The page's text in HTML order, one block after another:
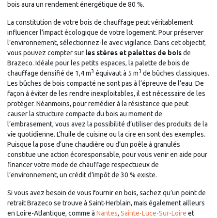
bois aura un rendement énergétique de 80 %.
La constitution de votre bois de chauffage peut véritablement
influencer l’impact écologique de votre logement. Pour préserver
l’environnement, sélectionnez-le avec vigilance. Dans cet objectif,
vous pouvez compter sur les stères et palettes de boisde
Brazeco. Idéale pour les petits espaces, la palette de bois de
chauffage densifié de 1,4 m3 équivaut à 5 m3 de bûches classiques.
Les bûches de bois compacté ne sont pas à l’épreuve de l’eau. De
façon à éviter de les rendre inexploitables, il est nécessaire de les
protéger. Néanmoins, pour remédier à la résistance que peut
causer la structure compacte du bois au moment de
l’embrasement, vous avez la possibilité d’utiliser des produits de la
vie quotidienne. L’huile de cuisine ou la cire en sont des exemples.
Puisque la pose d’une chaudière ou d’un poêle à granulés
constitue une action écoresponsable, pour vous venir en aide pour
financer votre mode de chauffage respectueux de
l’environnement, un crédit d’impôt de 30 % existe.
Si vous avez besoin de vous fournir en bois, sachez qu’un point de
retrait Brazeco se trouve à Saint-Herblain, mais également ailleurs
en Loire-Atlantique, comme à Nantes, Sainte-Luce-Sur-Loire et